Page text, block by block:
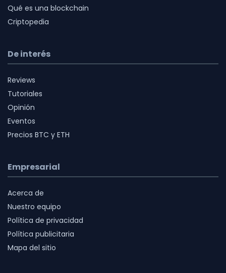
Qué es una blockchain
Criptopedia
De interés
Reviews
Tutoriales
Opinión
Eventos
Precios BTC y ETH
Empresarial
Acerca de
Nuestro equipo
Política de privacidad
Política publicitaria
Mapa del sitio